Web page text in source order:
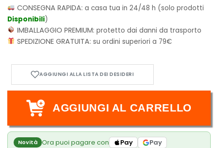
CONSEGNA RAPIDA:a casa tua in 24/48 h (solo prodotti
Disponibili)
IMBALLAGGIO PREMIUM:protetto dai danni da trasporto
SPEDIZIONE GRATUITA:su ordini superiori a 79€
AGGIUNGI AL CARRELLO
Novità Ora puoi pagare con Pay Pay